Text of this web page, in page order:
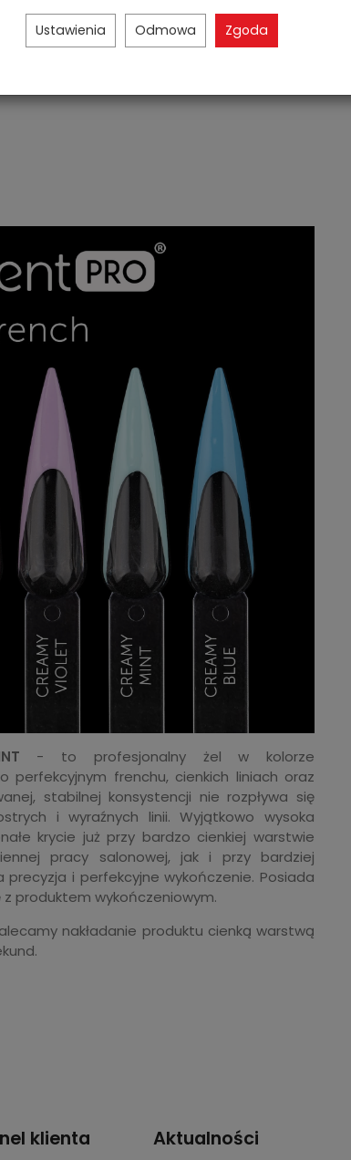
- to profesjonalny żel w kolorze
frenchu, cienkich liniach oraz
stabilnej konsystencji nie rozpływa się
i wyraźnych linii. Wyjątkowo wysoka
krycie już przy bardzo cienkiej warstwie
pracy salonowej, jak i przy bardziej
i perfekcyjne wykończenie. Posiada
z produktem wykończeniowym.
nakładanie produktu cienką warstwą
klienta Aktualności
Ustawienia Odmowa Zgoda